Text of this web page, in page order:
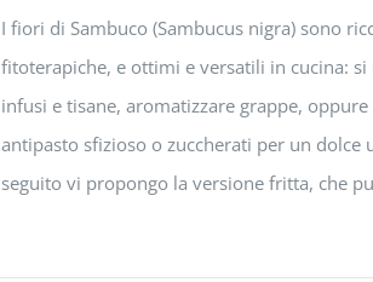
I fiori di Sambuco (Sambucus nigra) sono
fitoterapiche, e ottimi e versatili in cucina:
infusi e tisane, aromatizzare grappe,
antipasto sfizioso o zuccherati per un dolce
seguito vi propongo la versione fritta, che